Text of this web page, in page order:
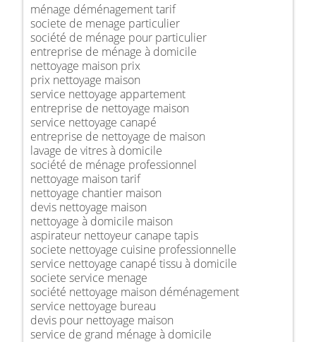
ménage déménagement tarif
societe de menage particulier
société de ménage pour particulier
entreprise de ménage à domicile
nettoyage maison prix
prix nettoyage maison
service nettoyage appartement
entreprise de nettoyage maison
service nettoyage canapé
entreprise de nettoyage de maison
lavage de vitres à domicile
société de ménage professionnel
nettoyage maison tarif
nettoyage chantier maison
devis nettoyage maison
nettoyage à domicile maison
aspirateur nettoyeur canape tapis
societe nettoyage cuisine professionnelle
service nettoyage canapé tissu à domicile
societe service menage
société nettoyage maison déménagement
service nettoyage bureau
devis pour nettoyage maison
service de grand ménage à domicile